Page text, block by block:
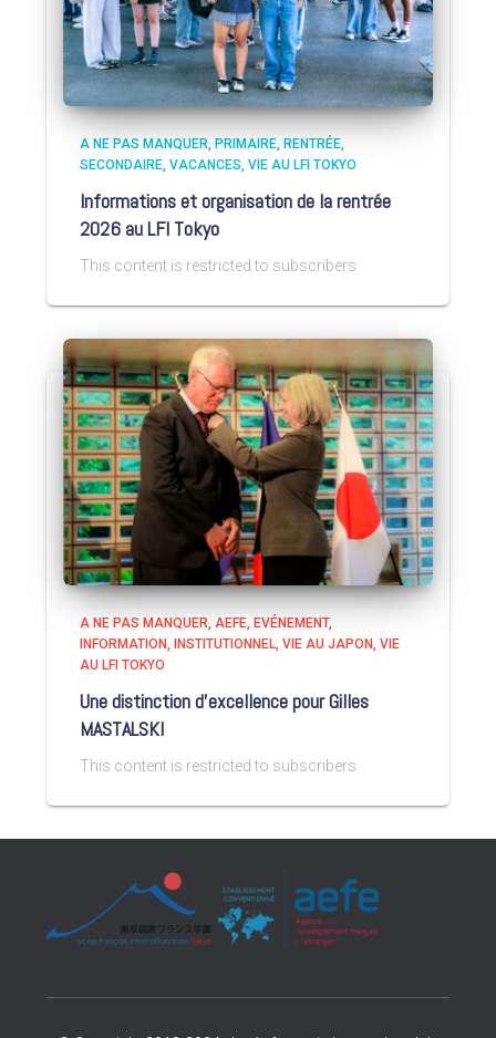
A NE PAS MANQUER PRIMAIRE RENTRÉE
SECONDAIRE VACANCES VIE AU LFI TOKYO
Informations et organisation de la rentrée
2026 au LFI Tokyo
This content is restricted to subscribers
A NE PAS MANQUER AEFE EVÉNEMENT
INFORMATION
INSTITUTIONNEL VIE AU JAPON VIE
AU LFI TOKYO
Une distinction d’excellence pour Gilles
MASTALSKI
This content is restricted to subscribers